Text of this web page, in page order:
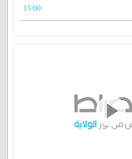
15:00